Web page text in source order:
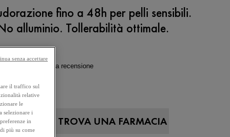
fino a 48h per pelli sensibili.
alluminio. Tollerabilità ottimale.
Scrivi una recensione
ML
TROVA UNA FARMACIA
il traffico sul
relative
le
selezionare i
in
più su come
senza accettare